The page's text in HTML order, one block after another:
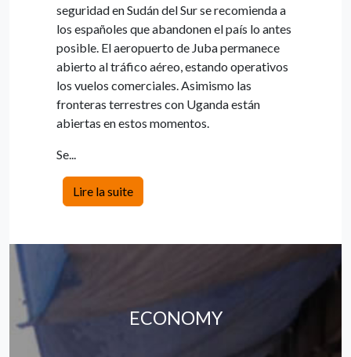
seguridad en Sudán del Sur se recomienda a
los españoles que abandonen el país lo antes
posible. El aeropuerto de Juba permanece
abierto al tráfico aéreo, estando operativos
los vuelos comerciales. Asimismo las
fronteras terrestres con Uganda están
abiertas en estos momentos.
Se...
Lire la suite
ECONOMY